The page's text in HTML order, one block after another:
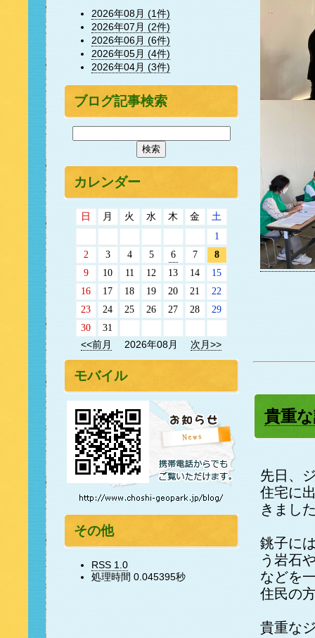
貴重
先日、
住宅に
きまし
銚子に
う岩石
などを
住民の
貴重な
2026年08月 (1件)
2026年07月 (2件)
2026年06月 (6件)
2026年05月 (4件)
2026年04月 (3件)
ブログ記事検索
カレンダー
日 月 火 水 木 金
土
1
2
3 4 5 6 7
8
9
10 11 12 13 14
15
16
17 18 19 20 21
22
23
24 25 26 27 28
29
30
31
<<前月
2026年08月 次月>>
モバイル
その他
RSS 1.0
処理時間 0.045395秒